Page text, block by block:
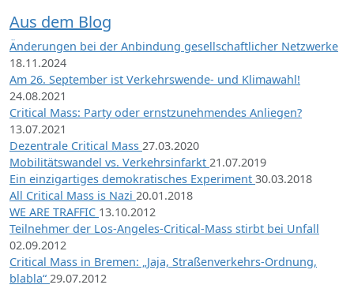
Aus dem Blog
Änderungen bei der Anbindung gesellschaftlicher Netzwerke
18.11.2024
Am 26. September ist Verkehrswende- und Klimawahl!
24.08.2021
Critical Mass: Party oder ernstzunehmendes Anliegen?
13.07.2021
Dezentrale Critical Mass 27.03.2020
Mobilitätswandel vs. Verkehrsinfarkt 21.07.2019
Ein einzigartiges demokratisches Experiment 30.03.2018
All Critical Mass is Nazi 20.01.2018
WE ARE TRAFFIC 13.10.2012
Teilnehmer der Los-Angeles-Critical-Mass stirbt bei Unfall
02.09.2012
Critical Mass in Bremen: „Jaja, Straßenverkehrs-Ordnung,
blabla“ 29.07.2012